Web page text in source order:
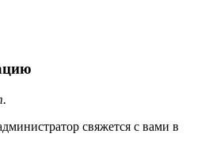
свяжется с вами в